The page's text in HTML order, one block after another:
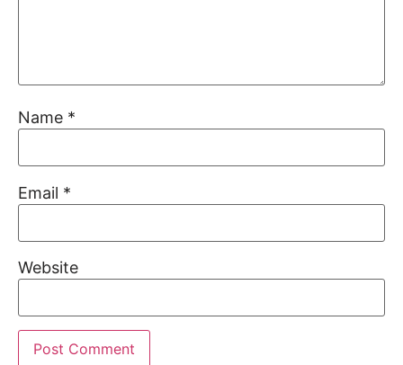
Name *
Email *
Website